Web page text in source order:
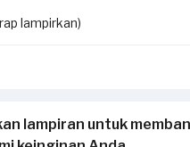
lampirkan)
lampiran untuk